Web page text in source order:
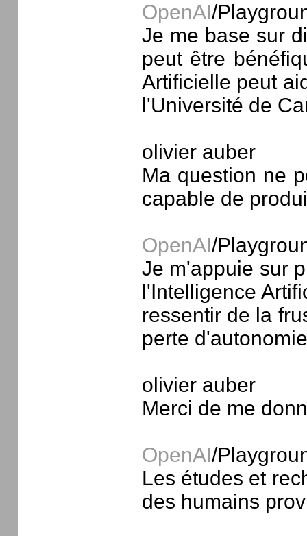
OpenAI/
Je me base sur
peut être
Artificielle peut
l'Université de
olivier auber
Ma question ne
capable de
OpenAI/
Je m'appuie sur
l'Intelligence
ressentir de la
perte
olivier auber
Merci de me
OpenAI/
Les études et
des humains